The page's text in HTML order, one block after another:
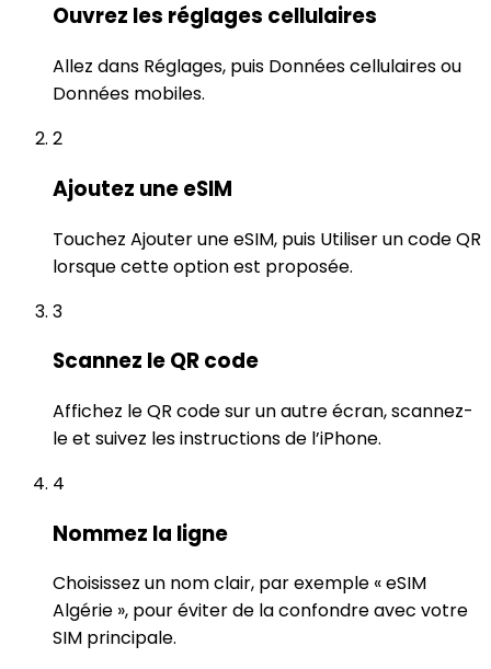
Ouvrez les réglages cellulaires
Allez dans Réglages, puis Données cellulaires ou
Données mobiles.
2
Ajoutez une eSIM
Touchez Ajouter une eSIM, puis Utiliser un code QR
lorsque cette option est proposée.
3
Scannez le QR code
Affichez le QR code sur un autre écran, scannez-
le et suivez les instructions de l’iPhone.
4
Nommez la ligne
Choisissez un nom clair, par exemple « eSIM
Algérie », pour éviter de la confondre avec votre
SIM principale.